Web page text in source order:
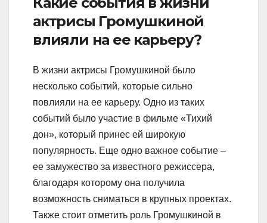
актрисы Громушкиной
влияли на ее карьеру?
В жизни актрисы Громушкиной было
несколько событий, которые сильно
повлияли на ее карьеру. Одно из таких
событий было участие в фильме «Тихий
дон», который принес ей широкую
популярность. Еще одно важное событие –
ее замужество за известного режиссера,
благодаря которому она получила
возможность сниматься в крупных проектах.
Также стоит отметить роль Громушкиной в